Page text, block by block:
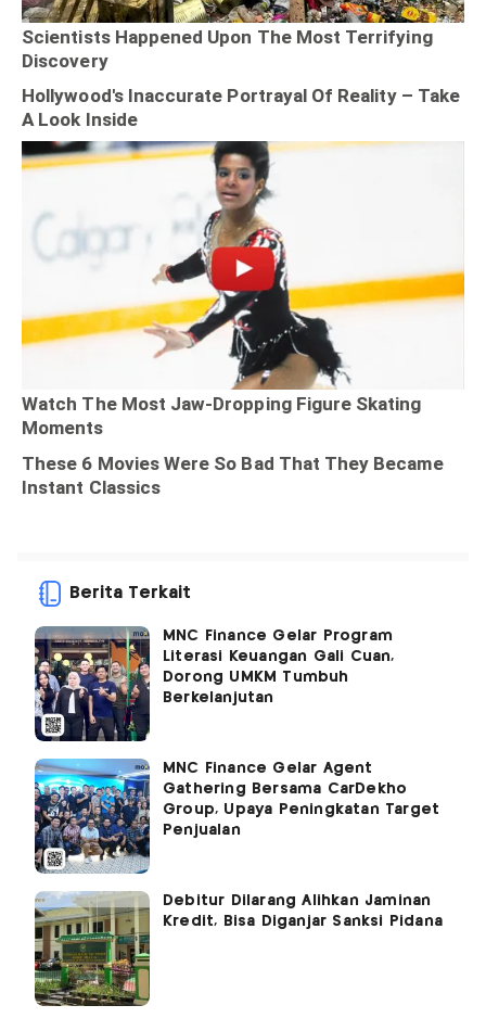
Berita Terkait
MNC Finance Gelar Program
Literasi Keuangan Gali Cuan,
Dorong UMKM Tumbuh
Berkelanjutan
MNC Finance Gelar Agent
Gathering Bersama CarDekho
Group, Upaya Peningkatan Target
Penjualan
Debitur Dilarang Alihkan Jaminan
Kredit, Bisa Diganjar Sanksi Pidana